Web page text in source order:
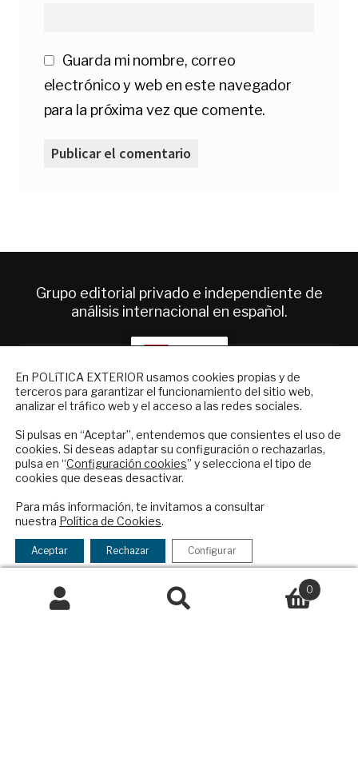
Guarda mi nombre, correo
electrónico y web en este navegador
para la próxima vez que comente.
Grupo editorial privado e independiente de
análisis internacional en español.
Quiénes somos
Productos y precios
Preguntas frecuentes
Condiciones generales de contratación
Colaboraciones
Publicidad
Contacto
Informe Semanal de Política Exterior
Afkar/Ideas
Buscar
0
En POLíTICA EXTERIOR usamos cookies propias y de
terceros para garantizar el funcionamiento del sitio web,
analizar el tráfico web y el acceso a las redes sociales.
Si pulsas en “Aceptar”, entendemos que consientes el uso de
cookies. Si deseas adaptar su configuración o rechazarlas,
pulsa en “Configuración cookies” y selecciona el tipo de
cookies que deseas desactivar.
Para más información, te invitamos a consultar
nuestra Política de Cookies.
Aceptar Rechazar Configurar
NEWSLETTER
Suscríbase a nuestro boletín electrónico y
reciba en su correo el mejor análisis
internacional en español.
Checkbox
acepto
la
política
de
política de privacidad